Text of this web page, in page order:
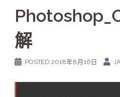
解
POSTED 2018年8月16日